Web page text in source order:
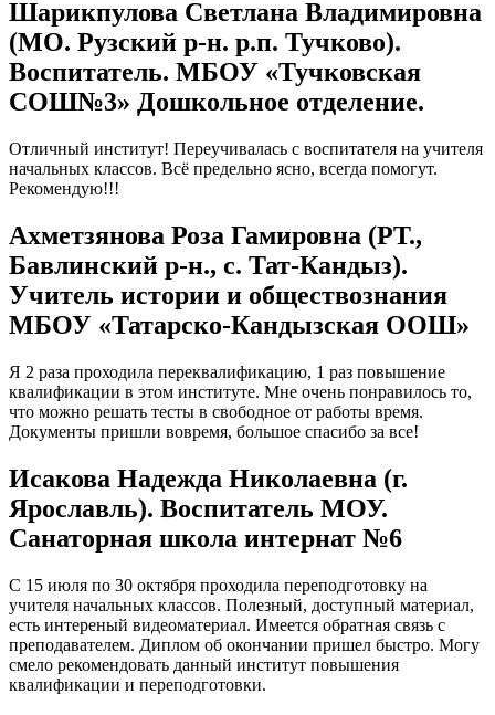
Шарикпулова Светлана Владимировна
(МО. Рузский р-н. р.п. Тучково).
Воспитатель. МБОУ «Тучковская
СОШ№3» Дошкольное отделение.
Отличный институт! Переучивалась с воспитателя на учителя
начальных классов. Всё предельно ясно, всегда помогут.
Рекомендую!!!
Ахметзянова Роза Гамировна (РТ.,
Бавлинский р-н., с. Тат-Кандыз).
Учитель истории и обществознания
МБОУ «Татарско-Кандызская ООШ»
Я 2 раза проходила переквалификацию, 1 раз повышение
квалификации в этом институте. Мне очень понравилось то,
что можно решать тесты в свободное от работы время.
Документы пришли вовремя, большое спасибо за все!
Исакова Надежда Николаевна (г.
Ярославль). Воспитатель МОУ.
Санаторная школа интернат №6
С 15 июля по 30 октября проходила переподготовку на
учителя начальных классов. Полезный, доступный материал,
есть интереный видеоматериал. Имеется обратная связь с
преподавателем. Диплом об окончании пришел быстро. Могу
смело рекомендовать данный институт повышения
квалификации и переподготовки.